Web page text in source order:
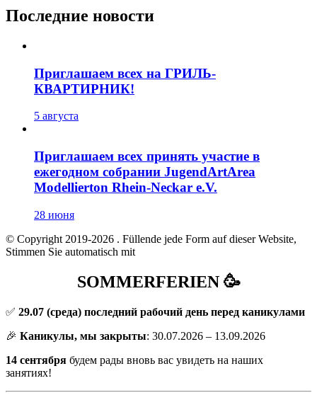
Последние новости
Приглашаем всех на ГРИЛЬ-
КВАРТИРНИК!
5 августа
Приглашаем всех принять участие в
ежегодном собрании JugendArtArea
Modellierton Rhein-Neckar e.V.
28 июня
© Copyright 2019-2026 . Füllende jede Form auf dieser Website,
Stimmen Sie automatisch mit
SOMMERFERIEN 🥳
✅ 29.07 (среда) последний рабочий день перед каникулами
🎉 Каникулы, мы закрыты: 30.07.2026 – 13.09.2026
14 сентября будем рады вновь вас увидеть на наших
занятиях!